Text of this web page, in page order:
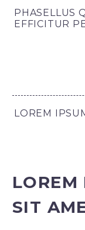
PHASELLUS
EFFICITUR
LOREM
LOREM
SIT